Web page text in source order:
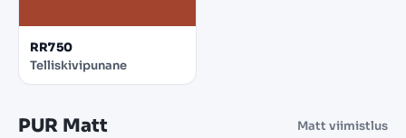
RR750
Telliskivipunane
PUR Matt Matt viimistlus